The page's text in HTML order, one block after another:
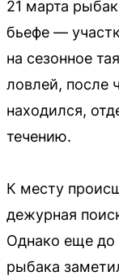
21 марта
бьефе —
на сезонное
ловлей, после
находился,
течению.
К месту
дежурная
Однако еще
рыбака